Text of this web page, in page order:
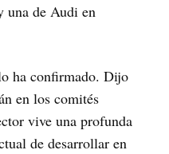
una de Audi en
ha confirmado. Dijo
en los comités
vive una profunda
de desarrollar en